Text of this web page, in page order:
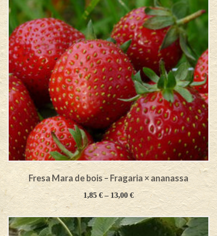
Fresa Mara de bois – Fragaria × ananassa
1,85€–13,00€